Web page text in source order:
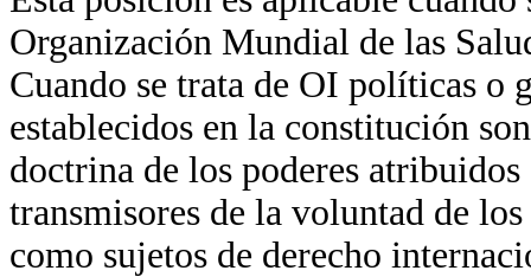
Organización Mundial de las
Cuando se trata de OI políticas o
establecidos en la constitución
doctrina de los poderes
transmisores de la voluntad de
como sujetos de derecho